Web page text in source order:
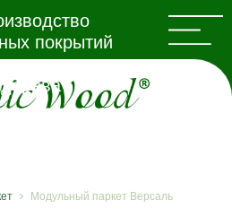
Модульный паркет Версаль